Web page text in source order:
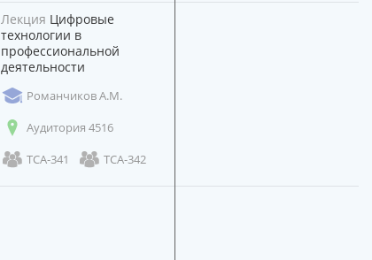
Лекция Цифровые
технологии в
профессиональной
деятельности
Романчиков А.М.
Аудитория 4516
ТСА-341
ТСА-342